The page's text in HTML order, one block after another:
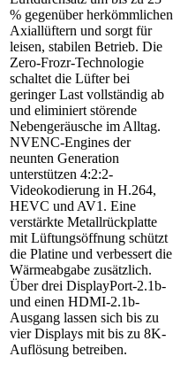
% gegenüber herkömmlichen
Axiallüftern und sorgt für
leisen, stabilen Betrieb. Die
Zero-Frozr-Technologie
schaltet die Lüfter bei
geringer Last vollständig ab
und eliminiert störende
Nebengeräusche im Alltag.
NVENC-Engines der
neunten Generation
unterstützen 4:2:2-
Videokodierung in H.264,
HEVC und AV1. Eine
verstärkte Metallrückplatte
mit Lüftungsöffnung schützt
die Platine und verbessert die
Wärmeabgabe zusätzlich.
Über drei DisplayPort-2.1b-
und einen HDMI-2.1b-
Ausgang lassen sich bis zu
vier Displays mit bis zu 8K-
Auflösung betreiben.